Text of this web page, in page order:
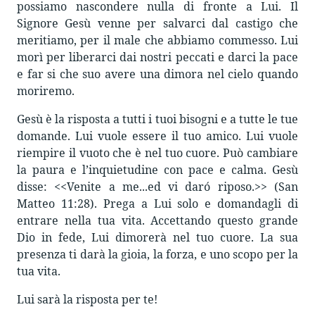
possiamo nascondere nulla di fronte a Lui. Il
Signore Gesù venne per salvarci dal castigo che
meritiamo, per il male che abbiamo commesso. Lui
morì per liberarci dai nostri peccati e darci la pace
e far si che suo avere una dimora nel cielo quando
moriremo.
Gesù è la risposta a tutti i tuoi bisogni e a tutte le tue
domande. Lui vuole essere il tuo amico. Lui vuole
riempire il vuoto che è nel tuo cuore. Può cambiare
la paura e l’inquietudine con pace e calma. Gesù
disse: <<Venite a me...ed vi daró riposo.>> (San
Matteo 11:28). Prega a Lui solo e domandagli di
entrare nella tua vita. Accettando questo grande
Dio in fede, Lui dimorerà nel tuo cuore. La sua
presenza ti darà la gioia, la forza, e uno scopo per la
tua vita.
Lui sarà la risposta per te!